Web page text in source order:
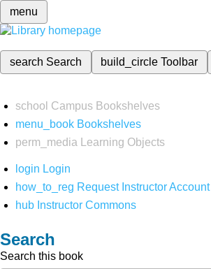
menu
search Search build_circleToolbar
school Campus Bookshelves
menu_book Bookshelves
perm_media
Learning Objects
login Login
how_to_reg Request Instructor Account
hub Instructor Commons
Search
Search this book